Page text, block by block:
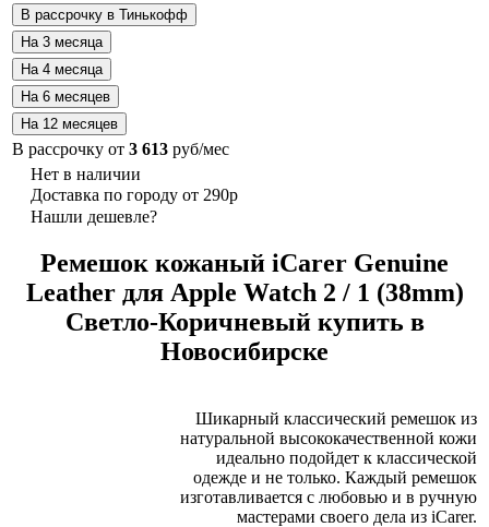
В рассрочку от 3 613 руб/мес
Нет в наличии
Доставка по городу от 290р
Нашли дешевле?
Ремешок кожаный iCarer Genuine
Leather для Apple Watch 2 / 1 (38mm)
Светло-Коричневый купить в
Новосибирске
Шикарный классический ремешок из
натуральной высококачественной кожи
идеально подойдет к классической
одежде и не только. Каждый ремешок
изготавливается с любовью и в ручную
мастерами своего дела из iCarer.